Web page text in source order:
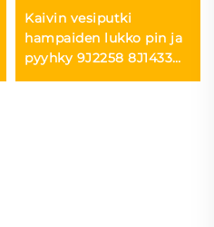
Kaivin vesiputki
hampaiden lukko pin ja
pyyhky 9J2258 8J1433
209-70-54240